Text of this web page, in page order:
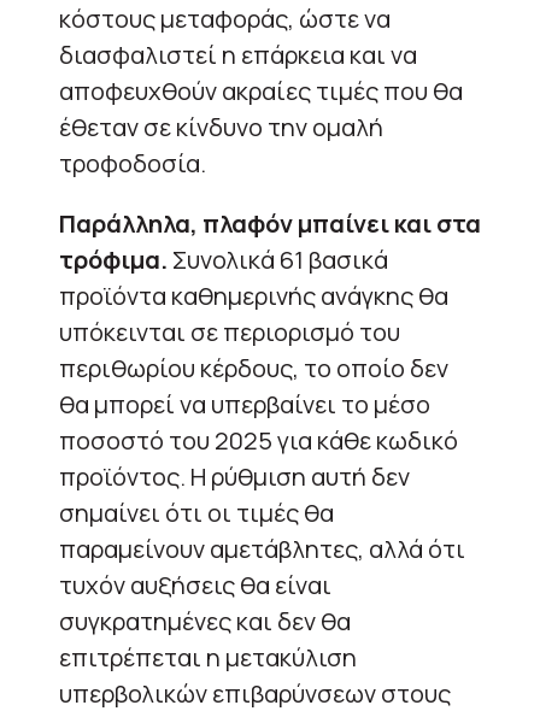
κόστους μεταφοράς, ώστε να
διασφαλιστεί η επάρκεια και να
αποφευχθούν ακραίες τιμές που θα
έθεταν σε κίνδυνο την ομαλή
τροφοδοσία.
Παράλληλα, πλαφόν μπαίνει και στα
τρόφιμα. Συνολικά 61 βασικά
προϊόντα καθημερινής ανάγκης θα
υπόκεινται σε περιορισμό του
περιθωρίου κέρδους, το οποίο δεν
θα μπορεί να υπερβαίνει το μέσο
ποσοστό του 2025 για κάθε κωδικό
προϊόντος. Η ρύθμιση αυτή δεν
σημαίνει ότι οι τιμές θα
παραμείνουν αμετάβλητες, αλλά ότι
τυχόν αυξήσεις θα είναι
συγκρατημένες και δεν θα
επιτρέπεται η μετακύλιση
υπερβολικών επιβαρύνσεων στους